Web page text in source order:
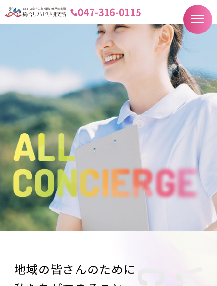
心と地 域 を総リ
地域の皆さんのために